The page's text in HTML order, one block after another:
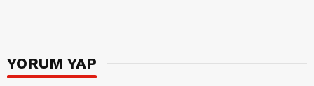
YORUM YAP